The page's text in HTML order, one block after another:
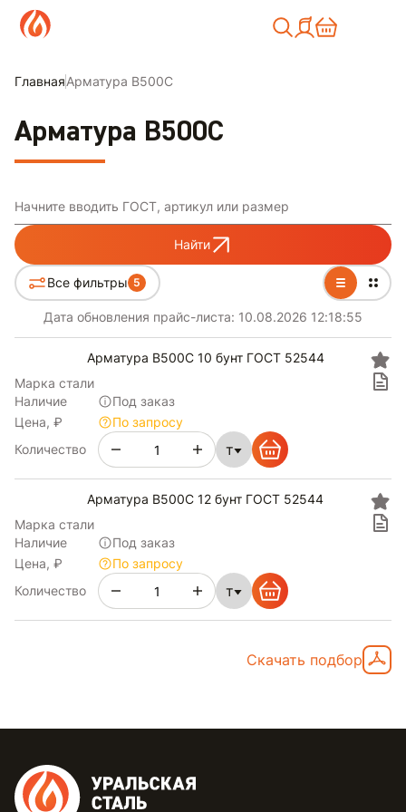
ГлавнаяАрматура В500С
Арматура В500С
Начните вводить ГОСТ, артикул или размер
Найти
Все фильтры 5
Дата обновления прайс-листа: 10.08.2026 12:18:55
Арматура В500С 10 бунт ГОСТ 52544
Марка стали
Наличие
Под заказ
Цена, ₽
По запросу
Количество
т
Арматура В500С 12 бунт ГОСТ 52544
Марка стали
Наличие
Под заказ
Цена, ₽
По запросу
Количество
т
Скачать подбор